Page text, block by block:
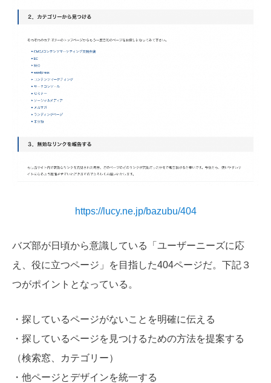
https://lucy.ne.jp/bazubu/404
バズ部が日頃から意識している「ユーザーニーズに応
え、役に立つページ」を目指した404ページだ。下記３
つがポイントとなっている。
・探しているページがないことを明確に伝える
・探しているページを見つけるための方法を提案する
（検索窓、カテゴリー）
・他ページとデザインを統一する